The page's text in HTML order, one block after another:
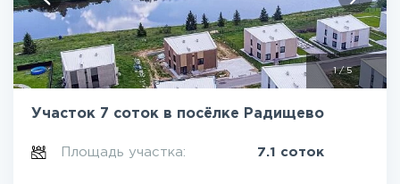
1/5
Участок 7 соток в посёлке Радищево
Площадь участка: 7.1 соток